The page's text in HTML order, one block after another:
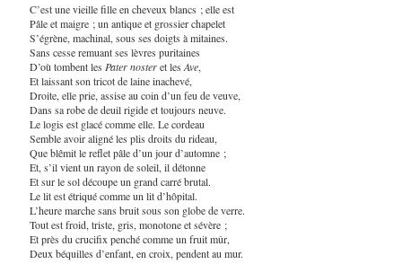
C’est une vieille fille en cheveux blancs ; elle est
Pâle et maigre ; un antique et grossier chapelet
S’égrène, machinal, sous ses doigts à mitaines.
Sans cesse remuant ses lèvres puritaines
D’où tombent les Pater nosteret les Ave,
Et laissant son tricot de laine inachevé,
Droite, elle prie, assise au coin d’un feu de veuve,
Dans sa robe de deuil rigide et toujours neuve.
Le logis est glacé comme elle. Le cordeau
Semble avoir aligné les plis droits du rideau,
Que blêmit le reflet pâle d’un jour d’automne ;
Et, s’il vient un rayon de soleil, il détonne
Et sur le sol découpe un grand carré brutal.
Le lit est étriqué comme un lit d’hôpital.
L’heure marche sans bruit sous son globe de verre.
Tout est froid, triste, gris, monotone et sévère ;
Et près du crucifix penché comme un fruit mûr,
Deux béquilles d’enfant, en croix, pendent au mur.